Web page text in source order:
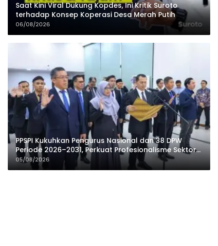
Saat Kini Viral Dukung Kopdes, Ini Kritik Suroto
terhadap Konsep Koperasi Desa Merah Putih
06/08/2026
PPSPI Kukuhkan Pengurus Nasional dan 38 DPW
Periode 2026–2031, Perkuat Profesionalisme Sektor
Publik
05/08/2026